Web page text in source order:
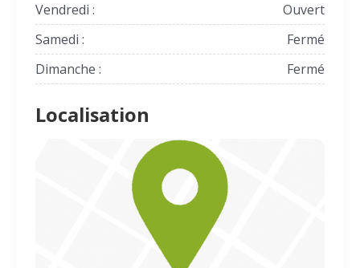
Vendredi :
Ouvert
Samedi :
Fermé
Dimanche :
Fermé
Localisation